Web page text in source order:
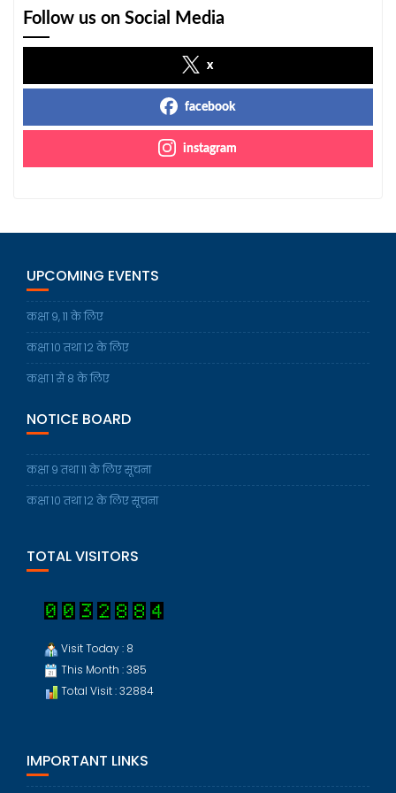
Follow us on Social Media
x
facebook
instagram
UPCOMING EVENTS
कक्षा 9, 11 के लिए
कक्षा 10 तथा 12 के लिए
कक्षा 1 से 8 के लिए
NOTICE BOARD
कक्षा 9 तथा 11 के लिए सूचना
कक्षा 10 तथा 12 के लिए सूचना
TOTAL VISITORS
Visit Today : 8
This Month : 385
Total Visit : 32884
IMPORTANT LINKS